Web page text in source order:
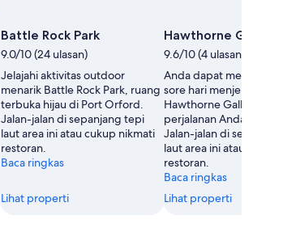
Battle Rock Park
9.0/10 (24 ulasan)
Jelajahi aktivitas outdoor
menarik Battle Rock Park, ruang
terbuka hijau di Port Orford.
Jalan-jalan di sepanjang tepi
laut area ini atau cukup nikmati
restoran.
Baca ringkas
Lihat properti
Hawthorne Gallery
9.6/10 (4 ulasan)
Anda dapat meluangkan
sore hari menjelajahi
Hawthorne Gallery selama
perjalanan Anda di Port
Jalan-jalan di sepanjang
laut area ini atau cukup
restoran.
Baca ringkas
Lihat properti